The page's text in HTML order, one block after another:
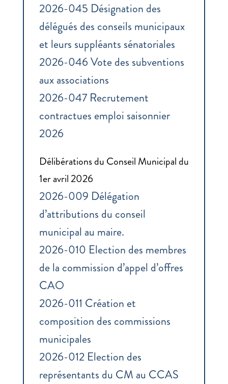
2026-045 Désignation des
délégués des conseils municipaux
et leurs suppléants sénatoriales
2026-046 Vote des subventions
aux associations
2026-047 Recrutement
contractues emploi saisonnier
2026
Délibérations du Conseil Municipal du
1er avril 2026
2026-009 Délégation
d’attributions du conseil
municipal au maire.
2026-010 Election des membres
de la commission d’appel d’offres
CAO
2026-011 Création et
composition des commissions
municipales
2026-012 Election des
représentants du CM au CCAS